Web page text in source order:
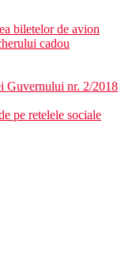
biletelor de avion
cadou
Guvernului nr. 2/2018
pe retelele sociale